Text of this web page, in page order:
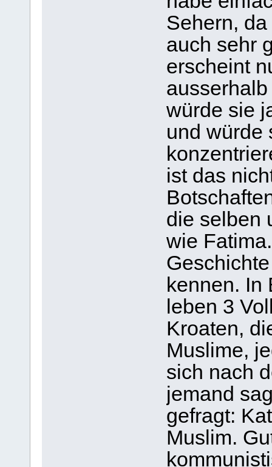
Sehern,
auch sehr
erscheint
würde sie
und würde
ist das
die selben
wie
kennen. In
leben 3
Kroaten,
Muslime,
sich nach
jemand
gefragt:
Muslim.